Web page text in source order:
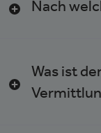
Nach
Was ist